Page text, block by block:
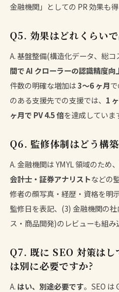
金融機関」としての PR 効果も得
Q5. 効果はどれくらい
A. 基盤整備(構造化データ、総
間で AI クローラーの認識精度向
件数の明確な増加は3〜6 ヶ月
のある支援先での支援では、 1
ヶ月で PV 4.5 倍を達成していま
Q6. 監修体制はどう構
A. 金融機関は YMYL 領域のため、
会計士・証券アナリストなどの
修者の顔写真・経歴・資格を明
監修日を表記、(3) 金融機関の
ス・商品開発)のレビューも組み
Q7. 既に SEO 対策は
は別に必要ですか?
A. はい、別途必要です。SEO は